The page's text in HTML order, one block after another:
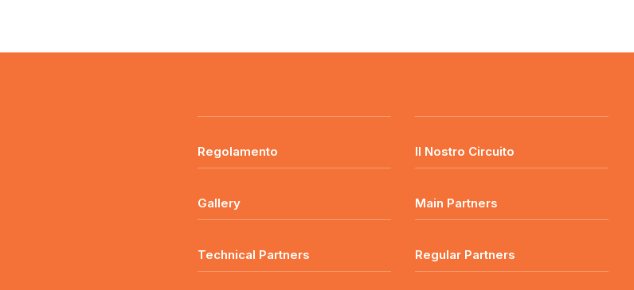
Regolamento Il Nostro Circuito
Gallery Main Partners
Technical Partners Regular Partners